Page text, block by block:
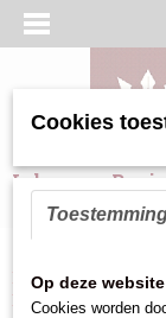
Inloggen
Home>Keuken
Frites uitschepbak
Cookies
Op deze
Cookies worden